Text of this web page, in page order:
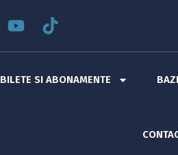
BILETE SI ABONAMENTE